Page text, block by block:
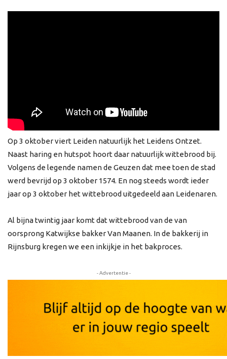
Op 3 oktober viert Leiden natuurlijk het Leidens Ontzet.
Naast haring en hutspot hoort daar natuurlijk wittebrood bij.
Volgens de legende namen de Geuzen dat mee toen de stad
werd bevrijd op 3 oktober 1574. En nog steeds wordt ieder
jaar op 3 oktober het wittebrood uitgedeeld aan Leidenaren.
Al bijna twintig jaar komt dat wittebrood van de van
oorsprong Katwijkse bakker Van Maanen. In de bakkerij in
Rijnsburg kregen we een inkijkje in het bakproces.
- Advertentie -